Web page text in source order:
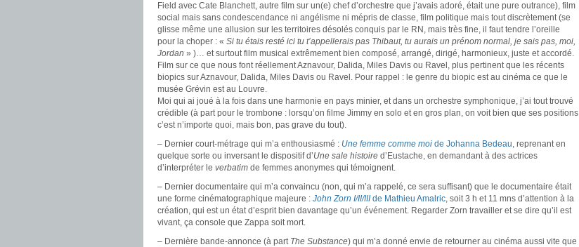
Field avec Cate Blanchett, autre film sur un(e) chef d’orchestre que j’avais adoré, était une pure outrance), film
social mais sans condescendance ni angélisme ni mépris de classe, film politique mais tout discrètement (se
glisse même une allusion sur les territoires désolés conquis par le RN, mais très fine, il faut tendre l’oreille
pour la choper : « Si tu étais resté ici tu t’appellerais pas Thibaut, tu aurais un prénom normal, je sais pas, moi,
Jordan » )… et surtout film musical extrêmement bien composé, arrangé, dirigé, harmonieux, juste et accordé.
Film sur ce que nous font réellement Aznavour, Dalida, Miles Davis ou Ravel, plus pertinent que les récents
biopics sur Aznavour, Dalida, Miles Davis ou Ravel. Pour rappel : le genre du biopic est au cinéma ce que le
musée Grévin est au Louvre.
Moi qui ai joué à la fois dans une harmonie en pays minier, et dans un orchestre symphonique, j’ai tout trouvé
crédible (à part pour le trombone : lorsqu’on filme Jimmy en solo et en gros plan, on voit bien que ses positions
c’est n’importe quoi, mais bon, pas grave du tout).
– Dernier court-métrage qui m’a enthousiasmé : Une femme comme moi de Johanna Bedeau, reprenant en
quelque sorte ou inversant le dispositif d’Une sale histoire d’Eustache, en demandant à des actrices
d’interpréter le verbatim de femmes anonymes qui témoignent.
– Dernier documentaire qui m’a convaincu (non, qui m’a rappelé, ce sera suffisant) que le documentaire était
une forme cinématographique majeure : John Zorn I/II/IIIde Mathieu Amalric, soit 3 h et 11 mns d’attention à la
création, qui est un état d’esprit bien davantage qu’un événement. Regarder Zorn travailler et se dire qu’il est
vivant, ça console que Zappa soit mort.
– Dernière bande-annonce (à part The Substance) qui m’a donné envie de retourner au cinéma aussi vite que